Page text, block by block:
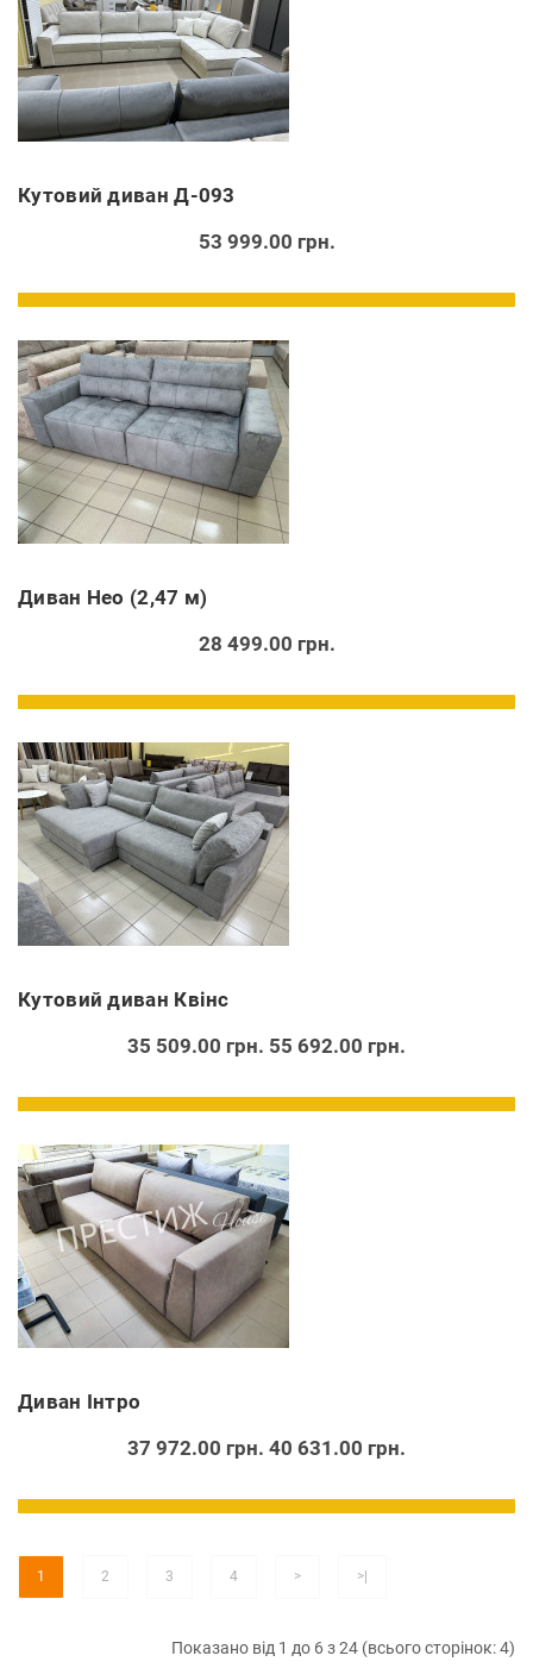
Кутовий диван Д-093
53 999.00 грн.
Диван Нео (2,47 м)
28 499.00 грн.
Кутовий диван Квінс
35 509.00 грн. 55 692.00 грн.
Диван Інтро
37 972.00 грн. 40 631.00 грн.
1 2 3 4 > >|
Показано від 1 до 6 з 24 (всього сторінок: 4)